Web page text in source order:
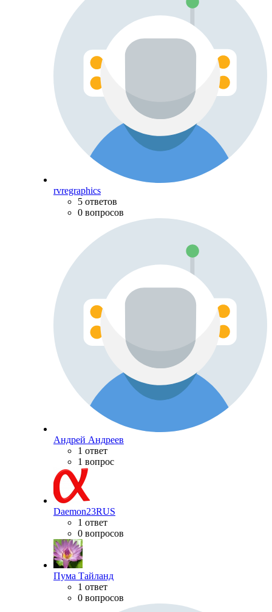
rvregraphics
5 ответов
0 вопросов
Андрей Андреев
1 ответ
1 вопрос
Daemon23RUS
1 ответ
0 вопросов
Пума Тайланд
1 ответ
0 вопросов